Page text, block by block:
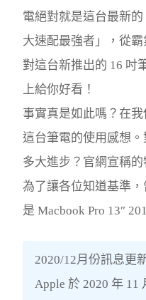
電絕對就是這台最新的
大速配最強者」，從
對這台新推出的 16 吋
上給你好看！
事實真是如此嗎？在
這台筆電的使用感想
多大進步？官網宣稱的
為了讓各位知道基準
是 Macbook Pro 13″
2020/12月份訊息更
Apple 於 2020 年